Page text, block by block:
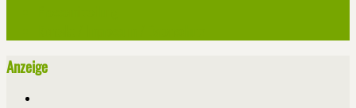
Anzeige